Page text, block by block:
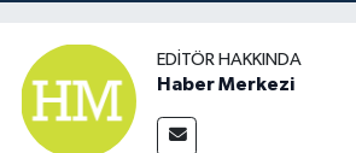
EDITÖR HAKKINDA
Haber Merkezi